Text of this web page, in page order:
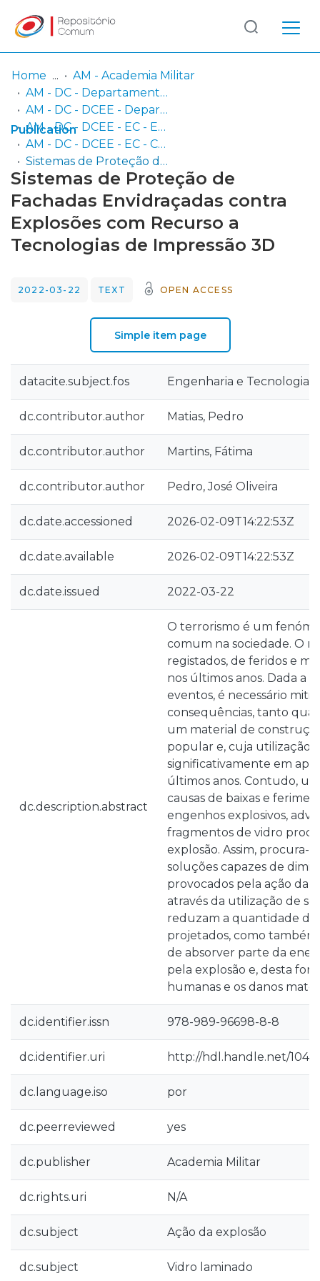
Communities
& Collections
Browse repository
Statistics
Log
In
(current)
Home
AM - Academia Militar
AM - DC - Departamento Científico
AM - DC - DCEE - Departamento de Ciências Exatas e Engenharias
AM - DC - DCEE - EC - Engenharia Civil
AM - DC - DCEE - EC - Comunicações a Conferências Nacionais e Internacionais
Sistemas de Proteção de Fachadas Envidraçadas contra Explosões com Recurso a Tecnologias de Impressão 3D
Publication
Sistemas de Proteção de
Fachadas Envidraçadas contra
Explosões com Recurso a
Tecnologias de Impressão 3D
2022-03-22 TEXT OPEN ACCESS
Simple item page
datacite.subject.fos Engenharia e
dc.contributor.author Matias, Pedro
dc.contributor.author Martins, Fátima
dc.contributor.author Pedro, José Oliveira
dc.date.accessioned 2026-02-09T14:22:53Z
dc.date.available 2026-02-09T14:22:53Z
dc.date.issued 2022-03-22
dc.description.abstract
O terrorismo é um
comum na sociedade. O
registados, de feridos e
nos últimos anos. Dada a
eventos, é necessário
consequências, tanto
um material de
popular e, cuja utilização
significativamente em
últimos anos. Contudo,
causas de baixas e
engenhos explosivos,
fragmentos de vidro
explosão. Assim, procura-
soluções capazes de
provocados pela ação da
através da utilização de
reduzam a quantidade
projetados, como também
de absorver parte da
pela explosão e, desta
humanas e os danos
dc.identifier.issn 978-989-96698-8-8
dc.identifier.uri http://hdl.handle.net/
dc.language.iso por
dc.peerreviewed yes
dc.publisher Academia Militar
dc.rights.uri N/A
dc.subject Ação da explosão
dc.subject Vidro laminado